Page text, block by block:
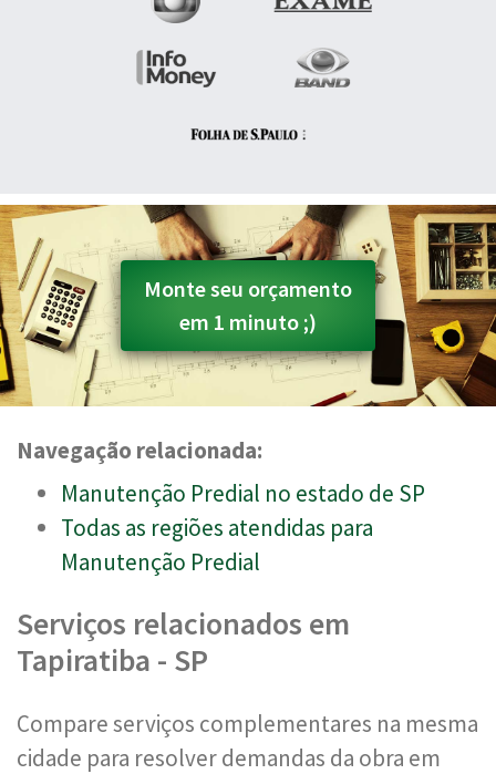
Monte seu orçamento
em 1 minuto ;)
Navegação relacionada:
Manutenção Predial no estado de SP
Todas as regiões atendidas para
Manutenção Predial
Serviços relacionados em
Tapiratiba - SP
Compare serviços complementares na mesma
cidade para resolver demandas da obra em